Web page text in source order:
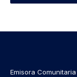
Emisora